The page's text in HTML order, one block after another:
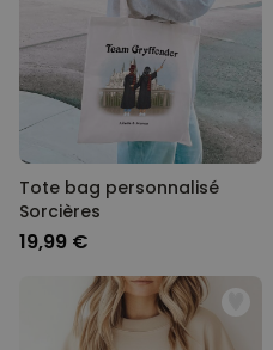
Tote bag personnalisé
Sorcières
19,99 €